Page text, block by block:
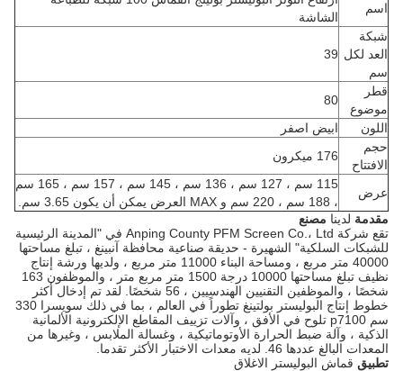
اسم
الشاشة
شبكة
العد لكل
سم
39
قطر
موضوع
80
اللون
ابيض اصفر
حجم
الافتتاح
176 ميكرون
عرض
115 سم ، 127 سم ، 136 سم ، 145 سم ، 157 سم ، 165 سم
، 188 سم ، 220 سم و MAX العرض يمكن أن يكون 3.65 سم.
مقدمةلدينامصنع
تقع شركة Anping County PFM Screen Co.، Ltd في "المدينة الرئيسية
للشبكات السلكية" الشهيرة - حديقة صناعية محافظة آنبينغ ، تبلغ مساحتها
40000 متر مربع ، ومساحة البناء 11000 متر مربع ، ولديها ورشة إنتاج
نظيف تبلغ مساحتها 10000 درجة 1500 متر مربع متر ، والموظفون 163
شخصًا ، والموظفين التقنيين الهندسيين ، 56 شخصًا. لقد تم إدخال أكثر
خطوط إنتاج البوليستر بولتينغ تطوراً في العالم ، بما في ذلك سويسرا 330
سم p7100 تلوح في الأفق ، وآلات تزييف المقاطع الإلكترونية الألمانية
الذكية ، وآلة ضبط الحرارة الأوتوماتيكية ، وغسالة الملابس ، وغيرها من
المعدات البالغ عددها 46. لديه معدات الاختبار الأكثر تقدما.
تطبيق قماش البوليسترالاغلاق